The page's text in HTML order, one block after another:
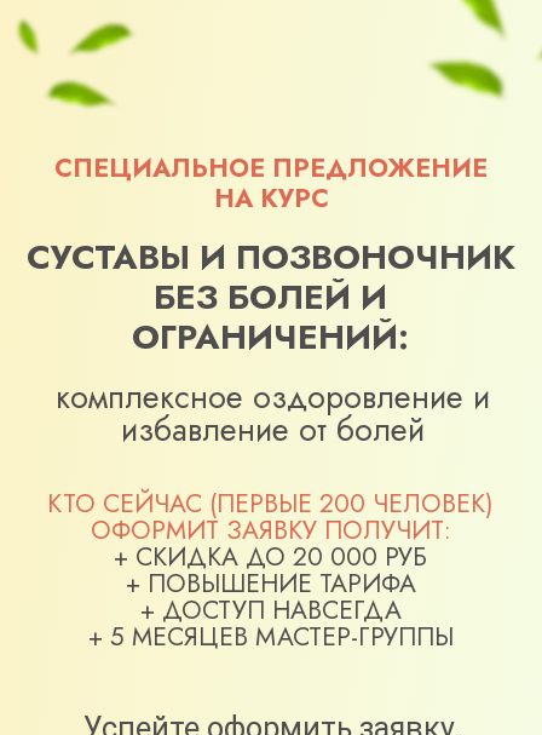
СУСТАВЫ И ПОЗВОНОЧНИК
БЕЗ БОЛЕЙ И
ОГРАНИЧЕНИЙ:
Оформить заявку
комплексное оздоровление и
избавление от болей
Успейте оформить заявку,
цена будет повышаться!
+ СКИДКА ДО 20 000 РУБ
+ ПОВЫШЕНИЕ ТАРИФА
+ ДОСТУП НАВСЕГДА